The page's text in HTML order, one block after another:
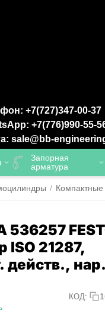
+7(727)347-00-37
+7(776)990-55-
sale@bb-
Запорная
арматура
/
21287,
действ.,
КОД: